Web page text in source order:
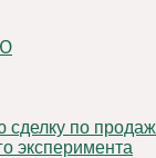
эксперимента